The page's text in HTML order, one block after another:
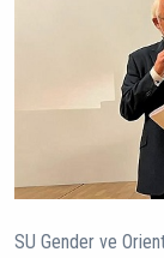
SU Gender ve